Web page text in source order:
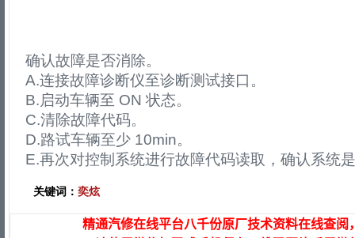
确认故障是否消除。
A.连接故障诊断仪至诊断测试接口。
B.启动车辆至 ON 状态。
C.清除故障代码。
D.路试车辆至少 10min。
E.再次对控制系统进行故障代码读取，确认系统
关键词： 奕炫